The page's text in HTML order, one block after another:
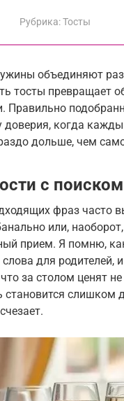
Рубрика:Тосты
объединяют
тосты превращает
Правильно
доверия, когда
дольше, чем
с
фраз часто
или,
прием. Я помню,
для родителей,
за столом ценят
становится слишком